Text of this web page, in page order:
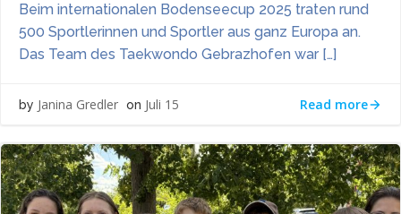
Beim internationalen Bodenseecup 2025 traten rund
500 Sportlerinnen und Sportler aus ganz Europa an.
Das Team des Taekwondo Gebrazhofen war […]
by Janina Gredler on Juli 15 Read more